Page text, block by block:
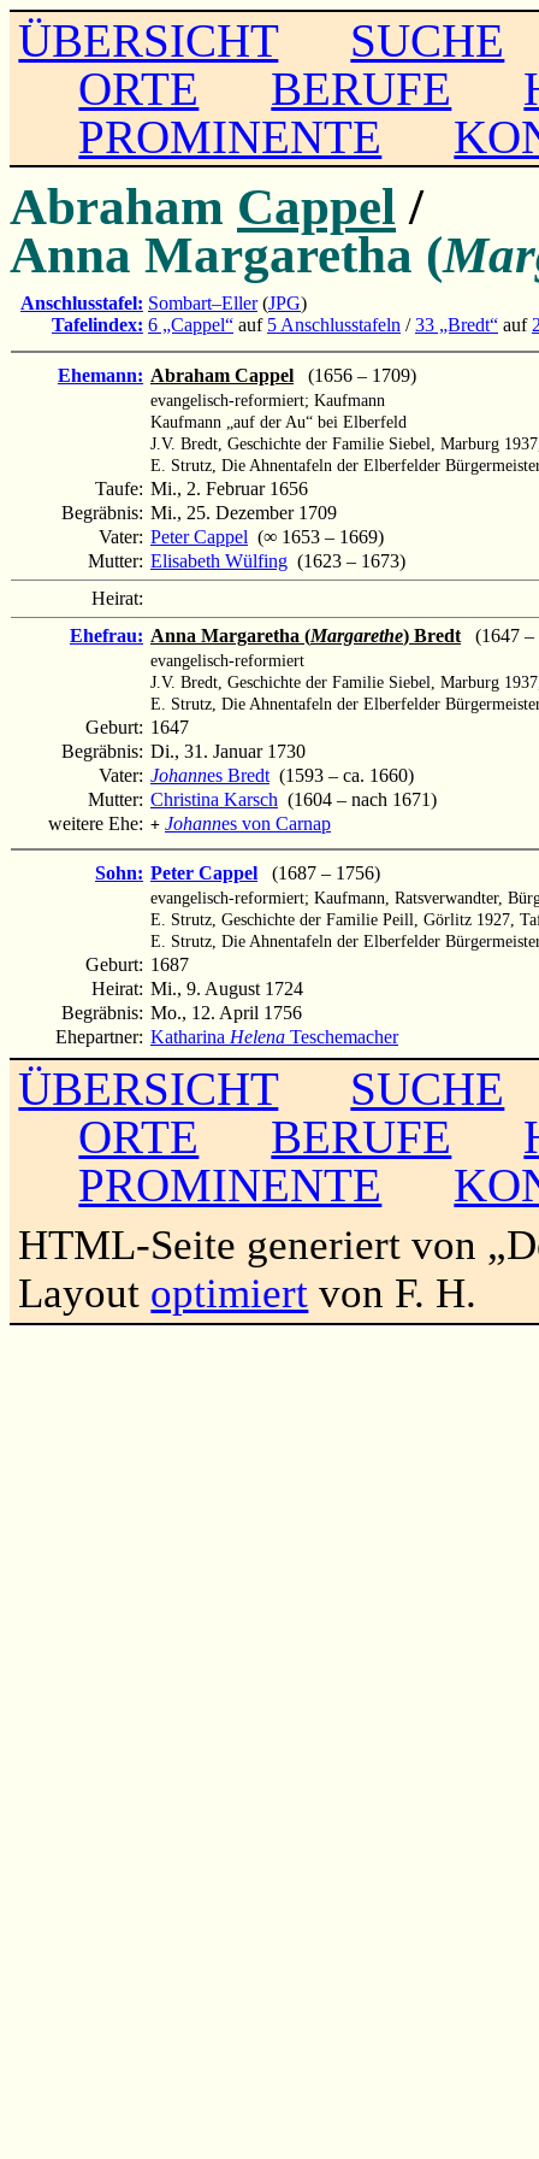
ÜBERSICHT
SUCHE
ORTE
BERUFE
PROMINENTE
Abraham Cappel /
Anna Margaretha (
Anschlusstafel: Sombart–Eller(JPG)
Tafelindex: 6 „Cappel“ auf 5 Anschlusstafeln /33 „Bredt“ auf
Ehemann: Abraham Cappel (1656 – 1709)
evangelisch-reformiert; Kaufmann
Kaufmann „auf der Au“ bei Elberfeld
J.V. Bredt, Geschichte der Familie Siebel, Marburg
E. Strutz, Die Ahnentafeln der Elberfelder
Taufe: Mi., 2. Februar 1656
Begräbnis: Mi., 25. Dezember 1709
Vater: Peter Cappel (∞ 1653 – 1669)
Mutter: Elisabeth Wülfing (1623 – 1673)
Heirat:
Ehefrau: Anna Margaretha (Margarethe) Bredt (1647 –
evangelisch-reformiert
J.V. Bredt, Geschichte der Familie Siebel, Marburg
E. Strutz, Die Ahnentafeln der Elberfelder
Geburt: 1647
Begräbnis: Di., 31. Januar 1730
Vater: Johannes Bredt (1593 – ca. 1660)
Mutter: Christina Karsch (1604 – nach 1671)
weitere Ehe: + Johannes von Carnap
Sohn: Peter Cappel (1687 – 1756)
evangelisch-reformiert; Kaufmann, Ratsverwandter,
E. Strutz, Geschichte der Familie Peill, Görlitz 1927,
E. Strutz, Die Ahnentafeln der Elberfelder
Geburt: 1687
Heirat: Mi., 9. August 1724
Begräbnis: Mo., 12. April 1756
Ehepartner: Katharina Helena Teschemacher
ÜBERSICHT
SUCHE
ORTE
BERUFE
PROMINENTE
HTML-Seite generiert von
Layout optimiert von F. H.